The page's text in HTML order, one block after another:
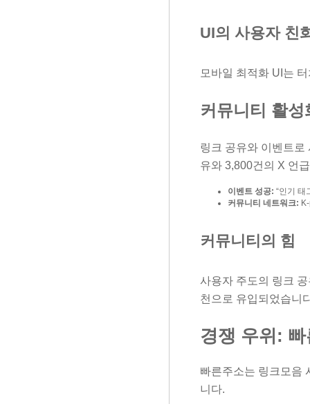
UI의 사용자 친
모바일 최적화 UI는
커뮤니티 활성
링크 공유와 이벤트로
유와 3,800건의 X 언
이벤트 성공: “인기 태
커뮤니티 네트워크:
커뮤니티의 힘
사용자 주도의 링크
천으로 유입되었습니
경쟁 우위:
빠른주소는 링크모음
니다.